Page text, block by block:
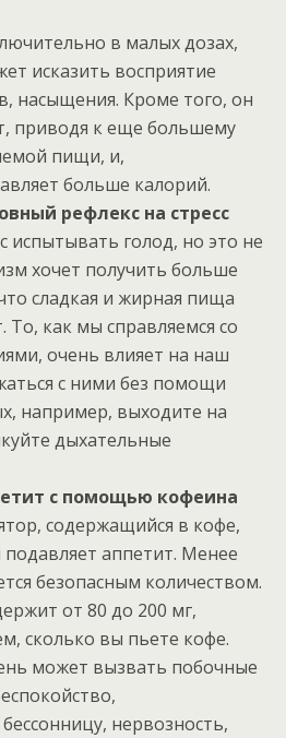
в малых дозах,
исказить восприятие
насыщения. Кроме того, он
приводя к еще большему
пищи, и,
больше калорий.
рефлекс на стресс
испытывать голод, но это не
хочет получить больше
сладкая и жирная пища
То, как мы справляемся со
очень влияет на наш
с ними без помощи
например, выходите на
дыхательные
с помощью кофеина
содержащийся в кофе,
аппетит. Менее
безопасным количеством.
от 80 до 200 мг,
сколько вы пьете кофе.
может вызвать побочные
нервозность,